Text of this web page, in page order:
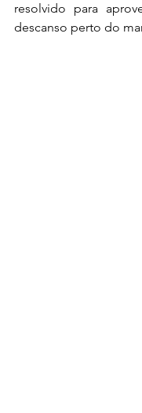
resolvido para
descanso perto do